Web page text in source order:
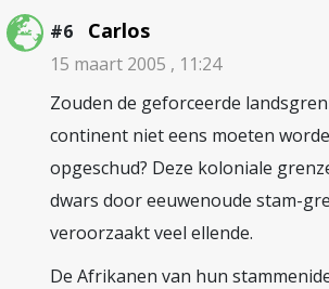
#6 Carlos
15 maart 2005 , 11:24
Zouden de geforceerde
continent niet eens moeten
opgeschud? Deze koloniale
dwars door eeuwenoude stam-
veroorzaakt veel ellende.
De Afrikanen van hun